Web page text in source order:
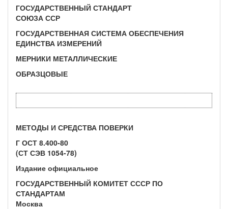
ГОСУДАРСТВЕННЫЙ СТАНДАРТ
СОЮЗА ССР
ГОСУДАРСТВЕННАЯ СИСТЕМА ОБЕСПЕЧЕНИЯ
ЕДИНСТВА ИЗМЕРЕНИЙ
МЕРНИКИ МЕТАЛЛИЧЕСКИЕ
ОБРАЗЦОВЫЕ
МЕТОДЫ И СРЕДСТВА ПОВЕРКИ
Г ОСТ 8.400-80
(СТ СЭВ 1054-78)
Издание официальное
ГОСУДАРСТВЕННЫЙ КОМИТЕТ СССР ПО
СТАНДАРТАМ
Москва